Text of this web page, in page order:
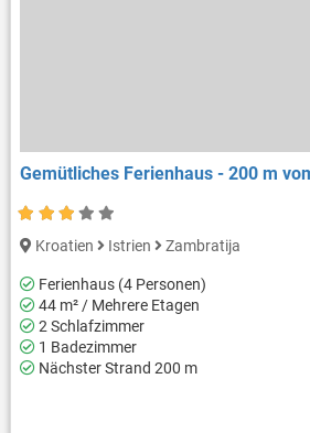
Gemütliches Ferienhaus - 200 m
Kroatien Istrien Zambratija
Ferienhaus (4 Personen)
44 m² / Mehrere Etagen
2 Schlafzimmer
1 Badezimmer
Nächster Strand 200 m